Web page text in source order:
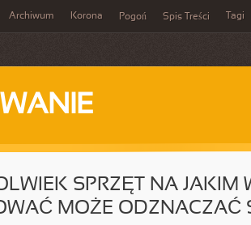
Archiwum Korona Pogoń Spis Treści Tagi
SPRZĘT NA JAKIM
MOŻE ODZNACZAĆ